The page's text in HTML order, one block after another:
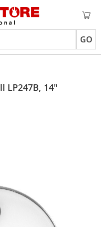
GO
LP247B, 14"